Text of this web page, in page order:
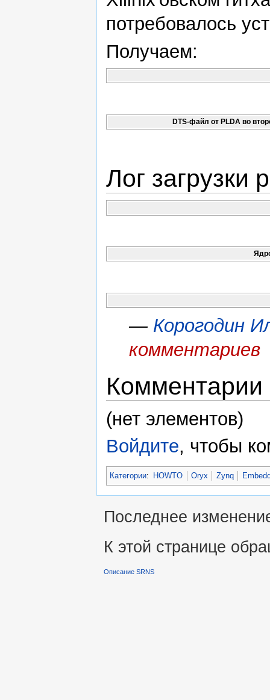
потребовалось
Получаем:
DTS-файл от PLDA во
Лог загрузки
— Корогодин
комментариев
Комментарии
(нет элементов)
Войдите, чтобы
Категории: HOWTO Oryx Zynq
Последнее
К этой странице
Описание SRNS